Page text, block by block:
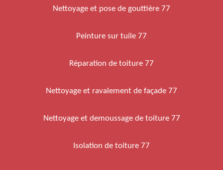
Nettoyage et pose de gouttière 77
Peinture sur tuile 77
Réparation de toiture 77
Nettoyage et ravalement de façade 77
Nettoyage et demoussage de toiture 77
Isolation de toiture 77